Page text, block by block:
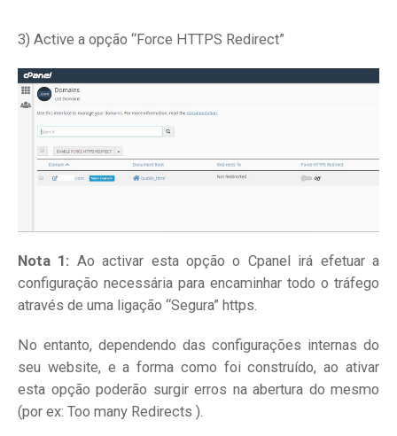
3) Active a opção “Force HTTPS Redirect”
Nota 1: Ao activar esta opção o Cpanel irá efetuar a
configuração necessária para encaminhar todo o tráfego
através de uma ligação “Segura” https.
No entanto, dependendo das configurações internas do
seu website, e a forma como foi construído, ao ativar
esta opção poderão surgir erros na abertura do mesmo
(por ex: Too many Redirects ).